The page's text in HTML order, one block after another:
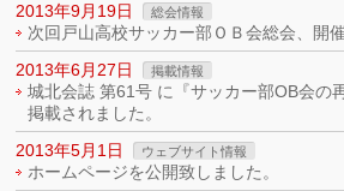
2013年9月19日
総会情報
次回戸山高校サッカー部ＯＢ会総会、開
2013年6月27日
掲載情報
城北会誌 第61号 に『サッカー部OB会の
掲載されました。
2013年5月1日
ウェブサイト情報
ホームページを公開致しました。